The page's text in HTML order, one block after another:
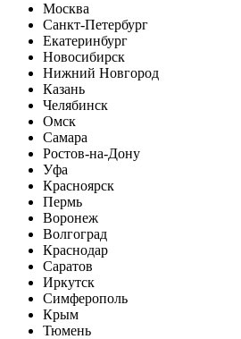
Москва
Санкт-Петербург
Екатеринбург
Новосибирск
Нижний Новгород
Казань
Челябинск
Омск
Самара
Ростов-на-Дону
Уфа
Красноярск
Пермь
Воронеж
Волгоград
Краснодар
Саратов
Иркутск
Симферополь
Крым
Тюмень